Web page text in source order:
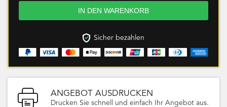
Sicher bezahlen
ANGEBOT AUSDRUCKEN
Drucken Sie schnell und einfach Ihr Angebot aus.